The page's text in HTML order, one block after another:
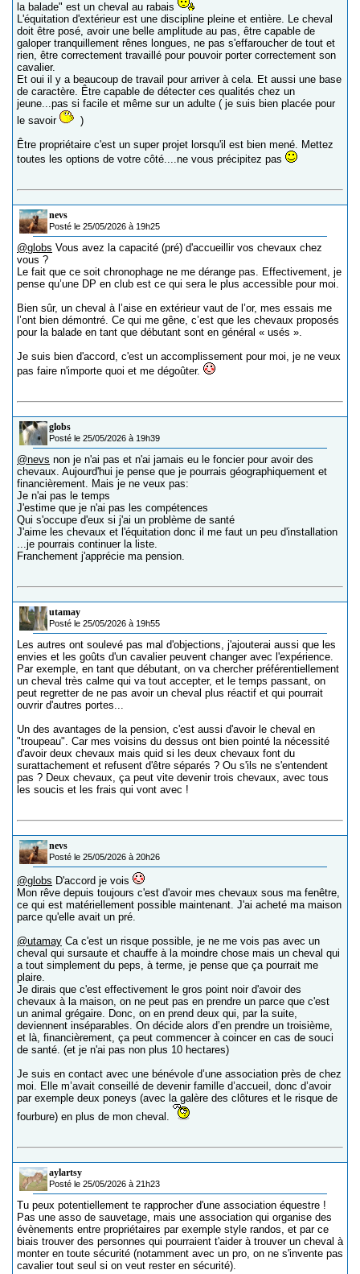
la balade" est un cheval au rabais
L'équitation d'extérieur est une discipline pleine et entière. Le cheval
doit être posé, avoir une belle amplitude au pas, être capable de
galoper tranquillement rênes longues, ne pas s'effaroucher de tout et
rien, être correctement travaillé pour pouvoir porter correctement son
cavalier.
Et oui il y a beaucoup de travail pour arriver à cela. Et aussi une base
de caractère. Être capable de détecter ces qualités chez un
jeune...pas si facile et même sur un adulte ( je suis bien placée pour
le savoir
)
Être propriétaire c'est un super projet lorsqu'il est bien mené. Mettez
toutes les options de votre côté....ne vous précipitez pas
nevs
Posté le 25/05/2026 à 19h25
@globs Vous avez la capacité (pré) d'accueillir vos chevaux chez
vous ?
Le fait que ce soit chronophage ne me dérange pas. Effectivement, je
pense qu’une DP en club est ce qui sera le plus accessible pour moi.
Bien sûr, un cheval à l’aise en extérieur vaut de l’or, mes essais me
l’ont bien démontré. Ce qui me gêne, c’est que les chevaux proposés
pour la balade en tant que débutant sont en général « usés ».
Je suis bien d'accord, c'est un accomplissement pour moi, je ne veux
pas faire n'importe quoi et me dégoûter.
globs
Posté le 25/05/2026 à 19h39
@nevs non je n'ai pas et n'ai jamais eu le foncier pour avoir des
chevaux. Aujourd'hui je pense que je pourrais géographiquement et
financièrement. Mais je ne veux pas:
Je n'ai pas le temps
J'estime que je n'ai pas les compétences
Qui s'occupe d'eux si j'ai un problème de santé
J'aime les chevaux et l'équitation donc il me faut un peu d'installation
...je pourrais continuer la liste.
Franchement j'apprécie ma pension.
utamay
Posté le 25/05/2026 à 19h55
Les autres ont soulevé pas mal d'objections, j'ajouterai aussi que les
envies et les goûts d'un cavalier peuvent changer avec l'expérience.
Par exemple, en tant que débutant, on va chercher préférentiellement
un cheval très calme qui va tout accepter, et le temps passant, on
peut regretter de ne pas avoir un cheval plus réactif et qui pourrait
ouvrir d'autres portes...
Un des avantages de la pension, c'est aussi d'avoir le cheval en
"troupeau". Car mes voisins du dessus ont bien pointé la nécessité
d'avoir deux chevaux mais quid si les deux chevaux font du
surattachement et refusent d'être séparés ? Ou s'ils ne s'entendent
pas ? Deux chevaux, ça peut vite devenir trois chevaux, avec tous
les soucis et les frais qui vont avec !
nevs
Posté le 25/05/2026 à 20h26
@globs D'accord je vois
Mon rêve depuis toujours c'est d'avoir mes chevaux sous ma fenêtre,
ce qui est matériellement possible maintenant. J'ai acheté ma maison
parce qu'elle avait un pré.
@utamay Ca c'est un risque possible, je ne me vois pas avec un
cheval qui sursaute et chauffe à la moindre chose mais un cheval qui
a tout simplement du peps, à terme, je pense que ça pourrait me
plaire.
Je dirais que c'est effectivement le gros point noir d'avoir des
chevaux à la maison, on ne peut pas en prendre un parce que c'est
un animal grégaire. Donc, on en prend deux qui, par la suite,
deviennent inséparables. On décide alors d’en prendre un troisième,
et là, financièrement, ça peut commencer à coincer en cas de souci
de santé. (et je n'ai pas non plus 10 hectares)
Je suis en contact avec une bénévole d’une association près de chez
moi. Elle m’avait conseillé de devenir famille d’accueil, donc d’avoir
par exemple deux poneys (avec la galère des clôtures et le risque de
fourbure) en plus de mon cheval.
aylartsy
Posté le 25/05/2026 à 21h23
Tu peux potentiellement te rapprocher d'une association équestre !
Pas une asso de sauvetage, mais une association qui organise des
évènements entre propriétaires par exemple style randos, et par ce
biais trouver des personnes qui pourraient t'aider à trouver un cheval à
monter en toute sécurité (notamment avec un pro, on ne s'invente pas
cavalier tout seul si on veut rester en sécurité).